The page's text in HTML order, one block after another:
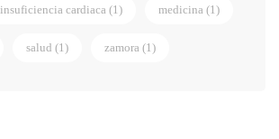
insuficiencia cardiaca (1) medicina (1)
salud (1) zamora (1)